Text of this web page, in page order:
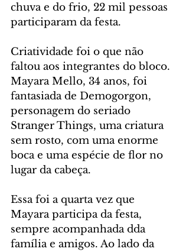
chuva e do frio, 22 mil pessoas
participaram da festa.
Criatividade foi o que não
faltou aos integrantes do bloco.
Mayara Mello, 34 anos, foi
fantasiada de Demogorgon,
personagem do seriado
Stranger Things, uma criatura
sem rosto, com uma enorme
boca e uma espécie de flor no
lugar da cabeça.
Essa foi a quarta vez que
Mayara participa da festa,
sempre acompanhada dda
família e amigos. Ao lado da